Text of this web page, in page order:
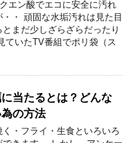
エン酸でエコに安全に汚れ
・ 頑固な水垢汚れは見た目
まだ少しざらざらだったり
ていたTV番組でポリ袋（ス
当たるとは？どんな
の方法
・フライ・生食といろいろ